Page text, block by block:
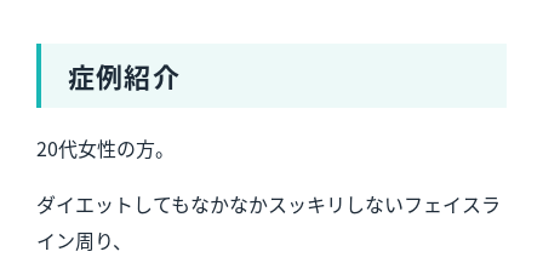
症例紹介
20代女性の方。
ダイエットしてもなかなかスッキリしないフェイスラ
イン周り、